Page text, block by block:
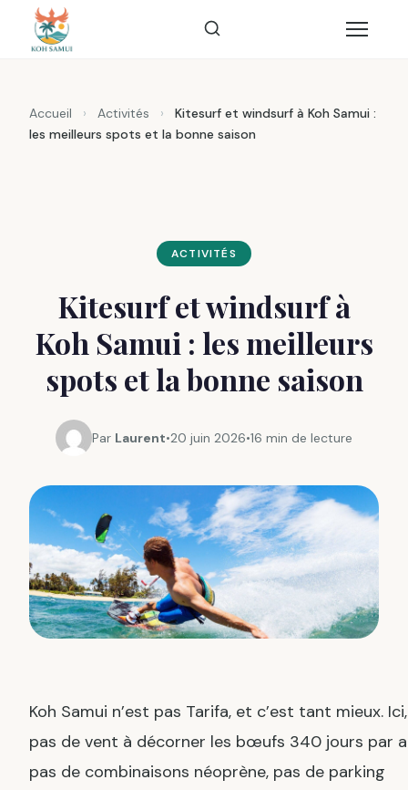
Accueil › Activités ›
Kitesurf et windsurf à Koh Samui :
les meilleurs spots et la bonne saison
ACTIVITÉS
Kitesurf et windsurf à
Koh Samui : les meilleurs
spots et la bonne saison
Par Laurent•20 juin 2026•16 min de lecture
Koh Samui n’est pas Tarifa, et c’est tant mieux. Ici,
pas de vent à décorner les bœufs 340 jours par
pas de combinaisons néoprène, pas de parking